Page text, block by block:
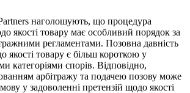
наголошують, що процедура
якості товару має особливий порядок за
регламентами. Позовна давність
якості товару є більш короткою у
категоріями спорів. Відповідно,
арбітражу та подачею позову може
у задоволенні претензій щодо якості